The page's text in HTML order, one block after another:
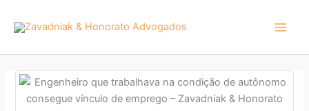
para
conteúdo